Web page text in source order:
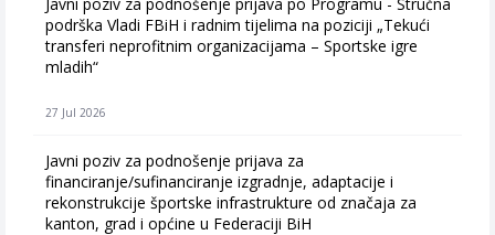
podrška Vladi FBiH i radnim tijelima na poziciji „Tekući
transferi neprofitnim organizacijama – Sportske igre
mladih“
27 Jul 2026
Javni poziv za podnošenje prijava za
financiranje/sufinanciranje izgradnje, adaptacije i
rekonstrukcije športske infrastrukture od značaja za
kanton, grad i općine u Federaciji BiH